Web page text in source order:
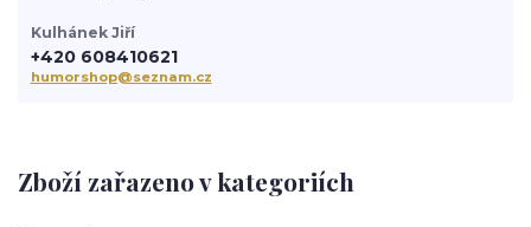
Zboží zařazeno v kategoriích
Kulhánek Jiří
+420 608410621
humorshop@seznam.cz